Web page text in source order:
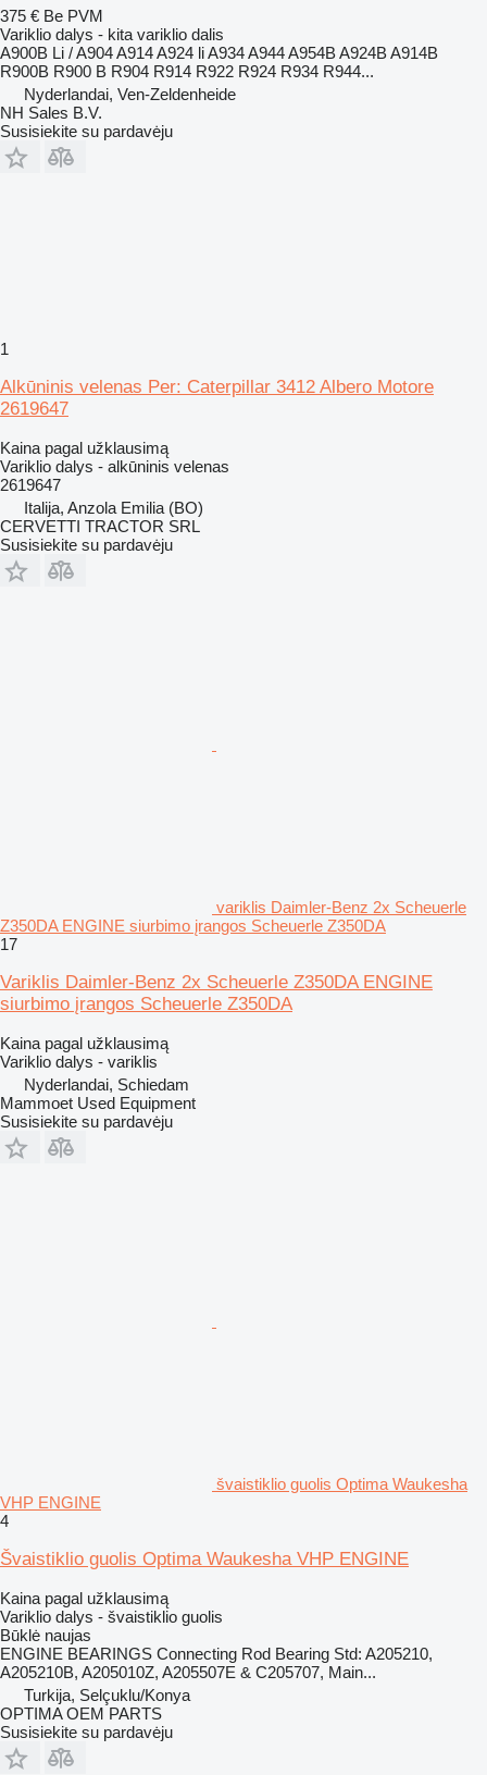
375 € Be PVM
Variklio dalys - kita variklio dalis
A900B Li / A904 A914 A924 li A934 A944 A954B A924B A914B
R900B R900 B R904 R914 R922 R924 R934 R944...
Nyderlandai, Ven-Zeldenheide
NH Sales B.V.
Susisiekite su pardavėju
1
Alkūninis velenas Per: Caterpillar 3412 Albero Motore
2619647
Kaina pagal užklausimą
Variklio dalys - alkūninis velenas
2619647
Italija, Anzola Emilia (BO)
CERVETTI TRACTOR SRL
Susisiekite su pardavėju
variklis Daimler-Benz 2x Scheuerle
Z350DA ENGINE siurbimo įrangos Scheuerle Z350DA
17
Variklis Daimler-Benz 2x Scheuerle Z350DA ENGINE
siurbimo įrangos Scheuerle Z350DA
Kaina pagal užklausimą
Variklio dalys - variklis
Nyderlandai, Schiedam
Mammoet Used Equipment
Susisiekite su pardavėju
švaistiklio guolis Optima Waukesha
VHP ENGINE
4
Švaistiklio guolis Optima Waukesha VHP ENGINE
Kaina pagal užklausimą
Variklio dalys - švaistiklio guolis
Būklė naujas
ENGINE BEARINGS Connecting Rod Bearing Std: A205210,
A205210B, A205010Z, A205507E & C205707, Main...
Turkija, Selçuklu/Konya
OPTIMA OEM PARTS
Susisiekite su pardavėju